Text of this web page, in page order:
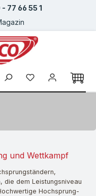
77 66 55 1
Du hast 0
und Wettkampf
die dem Leistungsniveau
Hochsprung-